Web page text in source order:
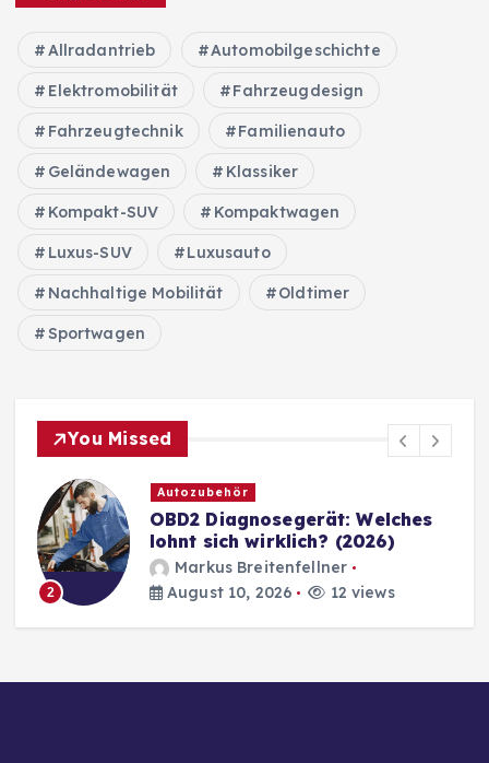
Allradantrieb Automobilgeschichte
Elektromobilität Fahrzeugdesign
Fahrzeugtechnik Familienauto
Geländewagen Klassiker
Kompakt-SUV Kompaktwagen
Luxus-SUV Luxusauto
Nachhaltige Mobilität Oldtimer
Sportwagen
You Missed
2
Autozubehör
OBD2 Diagnosegerät: Welches
lohnt sich wirklich? (2026)
Markus Breitenfellner
August 10, 2026
12 views